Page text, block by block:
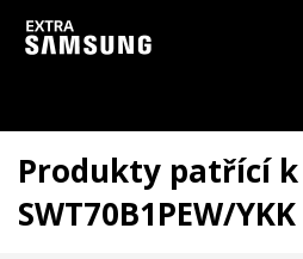
Vzhledem k aktuální situaci se může
zpozdit. Děkujeme
Produkty patřící
SWT70B1PEW/YKK